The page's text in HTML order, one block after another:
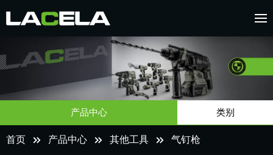
产品中心 类别
首页 产品中心 其他工具 气钉枪